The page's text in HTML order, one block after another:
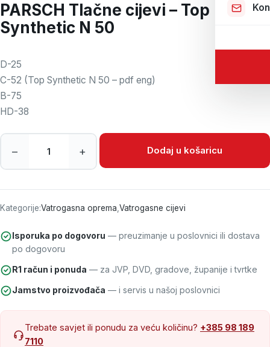
PARSCH Tlačne cijevi – Top
Synthetic N 50
D-25
C-52 (Top Synthetic N 50 – pdf eng)
B-75
HD-38
PARSCH Tlačne cijevi - Top Synthetic N 50 količina
– + Dodaj u košaricu
Kategorije:Vatrogasna oprema Vatrogasne cijevi
Isporuka po dogovoru — preuzimanje u poslovnici ili dostava
po dogovoru
R1 račun i ponuda — za JVP, DVD, gradove, županije i tvrtke
Jamstvo proizvođača — i servis u našoj poslovnici
Trebate savjet ili ponudu za veću količinu? +385 98 189
7110